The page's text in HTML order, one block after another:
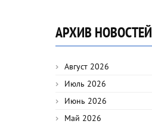
АРХИВ НОВОСТЕЙ
Август 2026
Июль 2026
Июнь 2026
Май 2026